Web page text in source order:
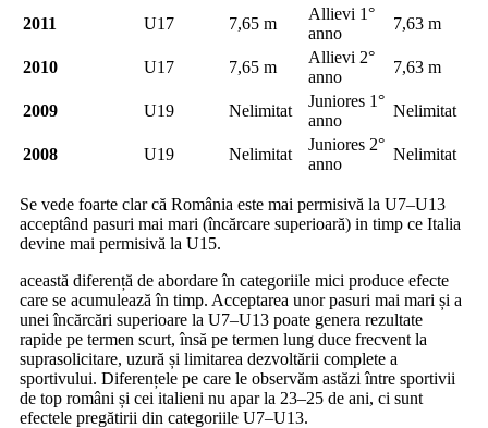
2011 U17 7,65 m
Allievi 1°
anno
7,63 m
2010 U17 7,65 m
Allievi 2°
anno
7,63 m
2009 U19 Nelimitat
Juniores 1°
anno
Nelimitat
2008 U19 Nelimitat
Juniores 2°
anno
Nelimitat
Se vede foarte clar că România este mai permisivă la U7–U13
acceptând pasuri mai mari (încărcare superioară) in timp ce Italia
devine mai permisivă la U15.
această diferență de abordare în categoriile mici produce efecte
care se acumulează în timp. Acceptarea unor pasuri mai mari și a
unei încărcări superioare la U7–U13 poate genera rezultate
rapide pe termen scurt, însă pe termen lung duce frecvent la
suprasolicitare, uzură și limitarea dezvoltării complete a
sportivului. Diferențele pe care le observăm astăzi între sportivii
de top români și cei italieni nu apar la 23–25 de ani, ci sunt
efectele pregătirii din categoriile U7–U13.